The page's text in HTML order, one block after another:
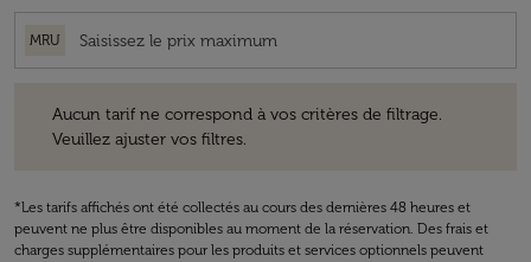
MRU
Aucun tarif ne correspond à vos critères de filtrage.
Veuillez ajuster vos filtres.
*Les tarifs affichés ont été collectés au cours des dernières 48 heures et
peuvent ne plus être disponibles au moment de la réservation. Des frais et
charges supplémentaires pour les produits et services optionnels peuvent